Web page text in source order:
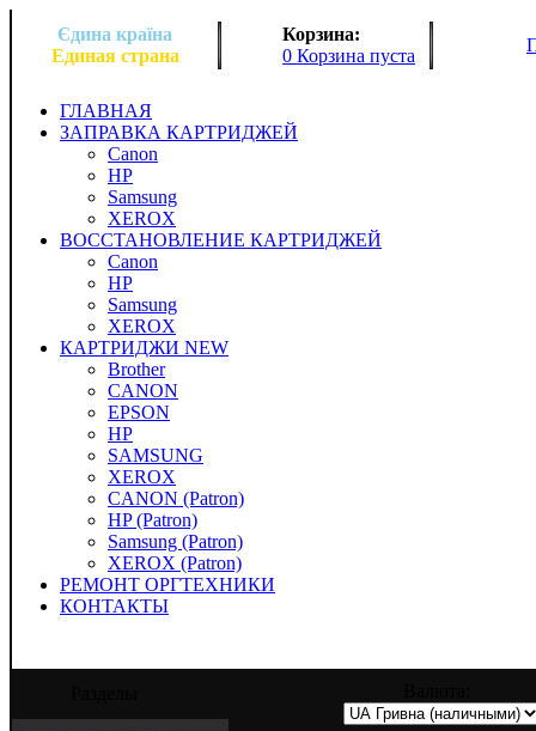
Єдина країна
Единая страна
Корзина:
0 Корзина пуста
ГЛАВНАЯ
ЗАПРАВКА КАРТРИДЖЕЙ
Canon
HP
Samsung
XEROX
ВОССТАНОВЛЕНИЕ КАРТРИДЖЕЙ
Canon
HP
Samsung
XEROX
КАРТРИДЖИ NEW
Brother
CANON
EPSON
HP
SAMSUNG
XEROX
CANON (Patron)
HP (Patron)
Samsung (Patron)
XEROX (Patron)
РЕМОНТ ОРГТЕХНИКИ
КОНТАКТЫ